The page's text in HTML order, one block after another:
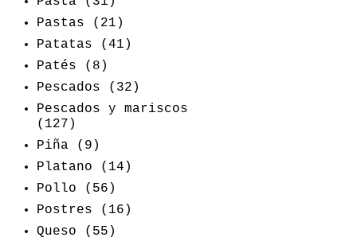
Pastas
(21)
Patatas
(41)
Patés
(8)
Pescados
(32)
Pescados y mariscos
(127)
Piña
(9)
Platano
(14)
Pollo
(56)
Postres
(16)
Queso
(55)